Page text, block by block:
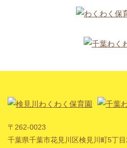
〒262-0023
千葉県千葉市花見川区検見川町5丁